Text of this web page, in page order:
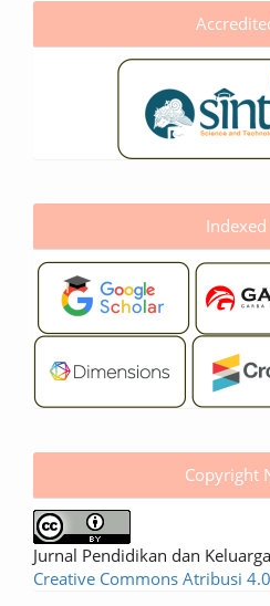
Copyright
Jurnal Pendidikan dan
Creative Commons Atribusi